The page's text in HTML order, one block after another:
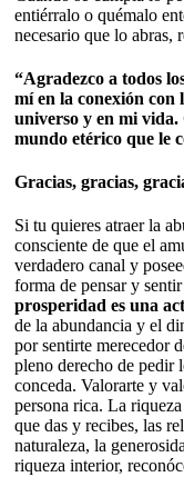
entiérralo o quémalo
necesario que lo abras,
“Agradezco a todos
mí en la conexión con
universo y en mi
mundo etérico que le
Gracias, gracias,
Si tu quieres atraer la
consciente de que el
verdadero canal y
forma de pensar y
prosperidad es una
de la abundancia y el
por sentirte merecedor
pleno derecho de pedir
conceda. Valorarte y
persona rica. La
que das y recibes, las
naturaleza, la
riqueza interior,